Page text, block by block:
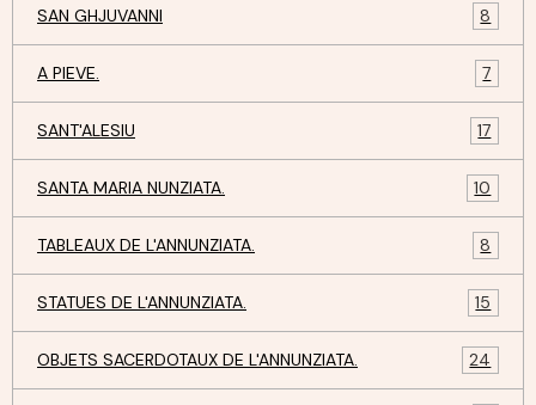
SAN GHJUVANNI 8
A PIEVE. 7
SANT'ALESIU 17
SANTA MARIA NUNZIATA. 10
TABLEAUX DE L'ANNUNZIATA. 8
STATUES DE L'ANNUNZIATA. 15
OBJETS SACERDOTAUX DE L'ANNUNZIATA. 24